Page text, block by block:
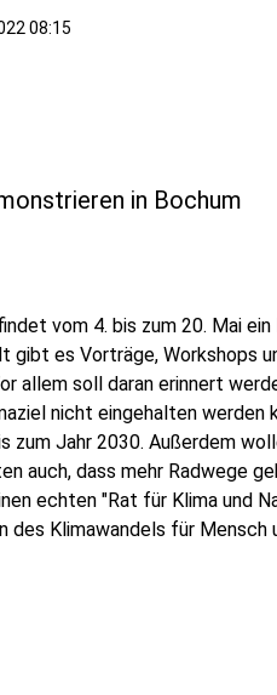
08:15
in Bochum
vom 4. bis zum 20. Mai
gibt es Vorträge, Workshops
allem soll daran erinnert
nicht eingehalten werden
zum Jahr 2030. Außerdem
auch, dass mehr Radwege
echten "Rat für Klima und
des Klimawandels für